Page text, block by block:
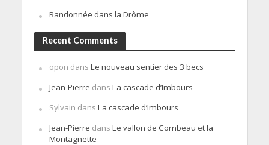
Randonnée dans la Drôme
Recent Comments
opon dans Le nouveau sentier des 3 becs
Jean-Pierre dans La cascade d’Imbours
Sylvain dans La cascade d’Imbours
Jean-Pierre dans Le vallon de Combeau et la
Montagnette